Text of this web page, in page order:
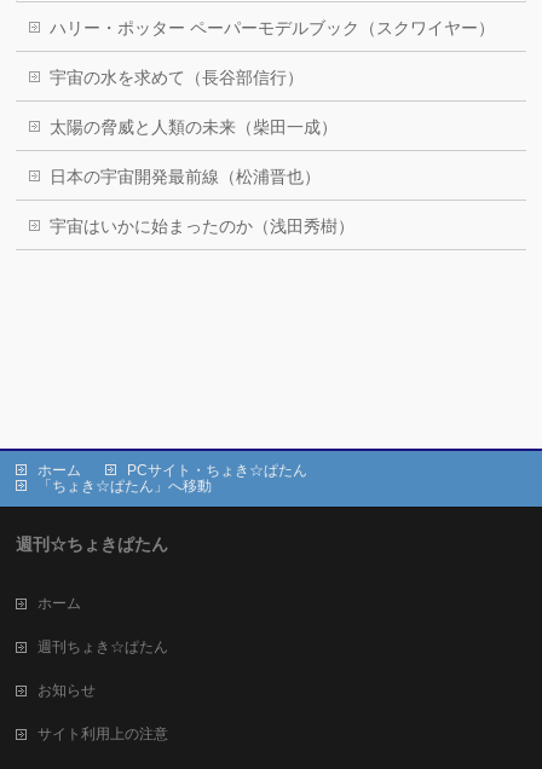
ハリー・ポッター ペーパーモデルブック（スクワイヤー）
宇宙の水を求めて（長谷部信行）
太陽の脅威と人類の未来（柴田一成）
日本の宇宙開発最前線（松浦晋也）
宇宙はいかに始まったのか（浅田秀樹）
ホーム
PCサイト・ちょき☆ぱたん
「ちょき☆ぱたん」へ移動
週刊☆ちょきぱたん
ホーム
週刊ちょき☆ぱたん
お知らせ
サイト利用上の注意